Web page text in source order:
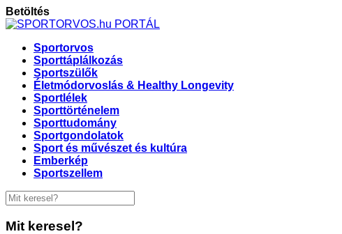
Betöltés
Sportorvos
Sporttáplálkozás
Sportszülők
Életmódorvoslás & Healthy Longevity
Sportlélek
Sporttörténelem
Sporttudomány
Sportgondolatok
Sport és művészet és kultúra
Emberkép
Sportszellem
Mit keresel?